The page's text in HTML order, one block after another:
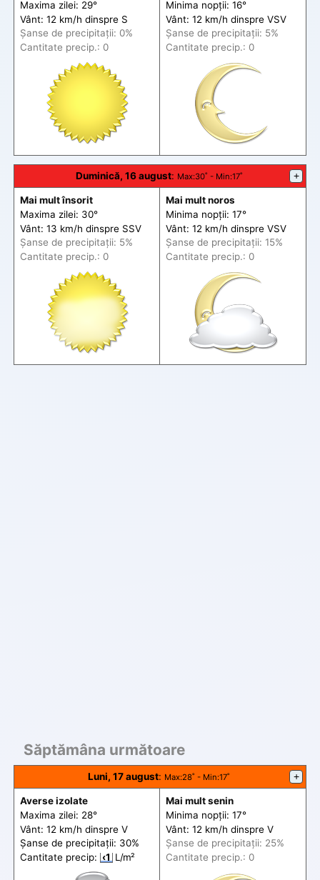
Maxima zilei: 29°
Vânt: 12 km/h dinspre S
Șanse de precipitații: 0%
Cantitate precip.: 0
Minima nopții: 16°
Vânt: 12 km/h dinspre VSV
Șanse de precipitații: 5%
Cantitate precip.: 0
Duminică, 16 august: Max:30˚ - Min:17˚ +
Mai mult însorit
Maxima zilei: 30°
Vânt: 13 km/h dinspre SSV
Șanse de precipitații: 5%
Cantitate precip.: 0
Mai mult noros
Minima nopții: 17°
Vânt: 12 km/h dinspre VSV
Șanse de precipitații: 15%
Cantitate precip.: 0
Săptămâna următoare
Luni, 17 august: Max:28˚ - Min:17˚ +
Averse izolate
Maxima zilei: 28°
Vânt: 12 km/h dinspre V
Șanse de precipitații: 30%
Cantitate precip: ‹1 L/m²
Mai mult senin
Minima nopții: 17°
Vânt: 12 km/h dinspre V
Șanse de precipitații: 25%
Cantitate precip.: 0